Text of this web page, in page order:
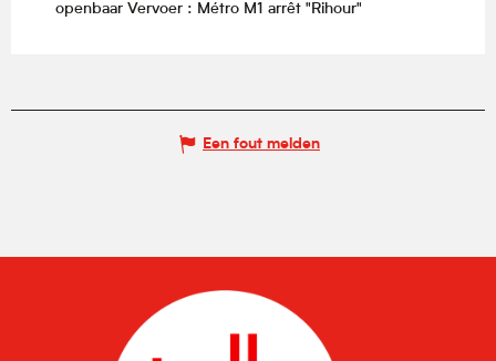
openbaar Vervoer : Métro M1 arrêt "Rihour"
Een fout melden